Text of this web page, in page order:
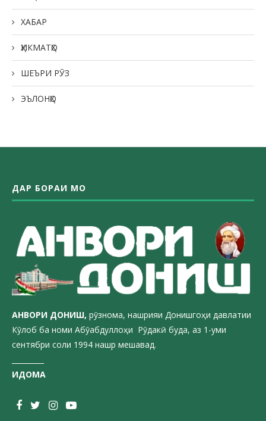
ХАБАР
ҲИКМАТҲО
ШЕЪРИ РӮЗ
ЭЪЛОНҲО
ДАР БОРАИ МО
АНВОРИ ДОНИШ, рӯзнома, нашрияи Донишгоҳи давлатии
Кӯлоб ба номи Абӯабдуллоҳи Рӯдакӣ буда, аз 1-уми
сентябри соли 1994 нашр мешавад.
ИДОМА